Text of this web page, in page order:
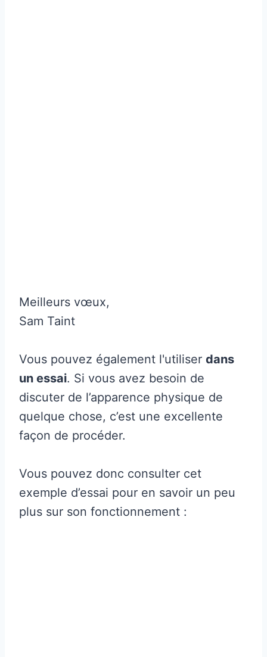
Meilleurs vœux,
Sam Taint
Vous pouvez également l'utiliser dans
un essai. Si vous avez besoin de
discuter de l’apparence physique de
quelque chose, c’est une excellente
façon de procéder.
Vous pouvez donc consulter cet
exemple d’essai pour en savoir un peu
plus sur son fonctionnement :